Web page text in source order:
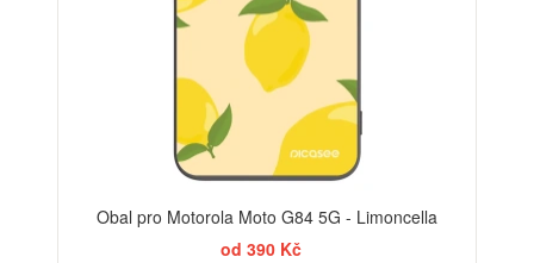
Obal pro Motorola Moto G84 5G - Limoncella
od 390 Kč